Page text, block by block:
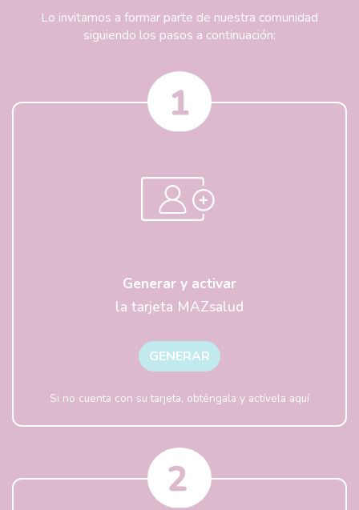
Lo invitamos a formar parte de nuestra comunidad
siguiendo los pasos a continuación:
Generar y activar
la tarjeta MAZsalud
GENERAR
Si no cuenta con su tarjeta, obténgala y actívela aquí